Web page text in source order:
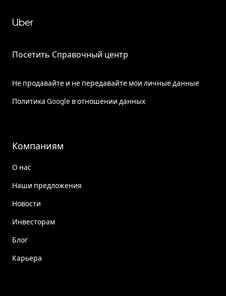
Uber
Посетить Справочный центр
Не продавайте и не передавайте мои личные данные
Политика Google в отношении данных
Компаниям
О нас
Наши предложения
Новости
Инвесторам
Блог
Карьера